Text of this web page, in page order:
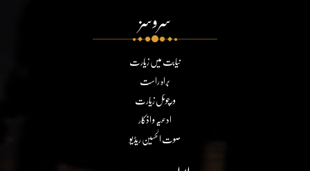
سروسز
نیابت میں زیارت
براہ راست
ورچوئل زیارت
ادعیہ و اذکار
صوت الحسین ریڈیو